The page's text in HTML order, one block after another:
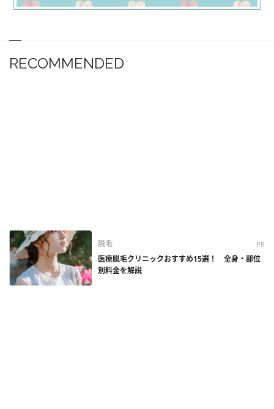
RECOMMENDED
脱毛 PR
医療脱毛クリニックおすすめ15選！ 全身・部位
別料金を解説